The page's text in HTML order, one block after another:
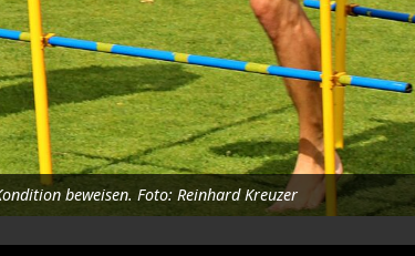
beweisen. Foto: Reinhard Kreuzer